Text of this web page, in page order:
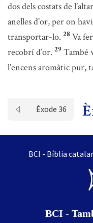
dos dels costats de
anelles d’or, per on
transportar-lo. 28 Va
recobrí d’or. 29 També
l’encens aromàtic pur,
Èxode 36
BCI - Bíblia
BCI -